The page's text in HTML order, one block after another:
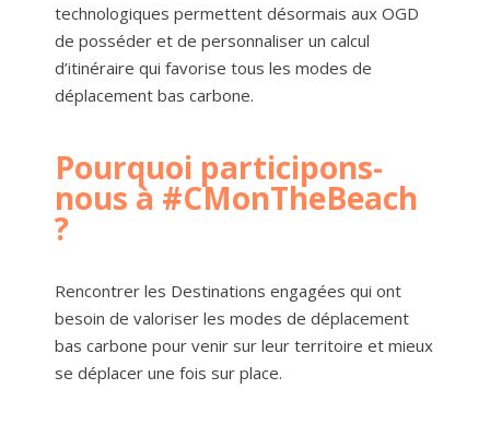
technologiques permettent désormais aux OGD
de posséder et de personnaliser un calcul
d’itinéraire qui favorise tous les modes de
déplacement bas carbone.
Pourquoi participons-
nous à #CMonTheBeach
?
Rencontrer les Destinations engagées qui ont
besoin de valoriser les modes de déplacement
bas carbone pour venir sur leur territoire et mieux
se déplacer une fois sur place.